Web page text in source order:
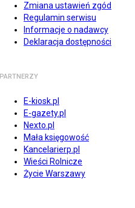
Zmiana ustawień zgód
Regulamin serwisu
Informacje o nadawcy
Deklaracja dostępności
PARTNERZY
E-kiosk.pl
E-gazety.pl
Nexto.pl
Mała księgowość
Kancelarierp.pl
Wieści Rolnicze
Życie Warszawy